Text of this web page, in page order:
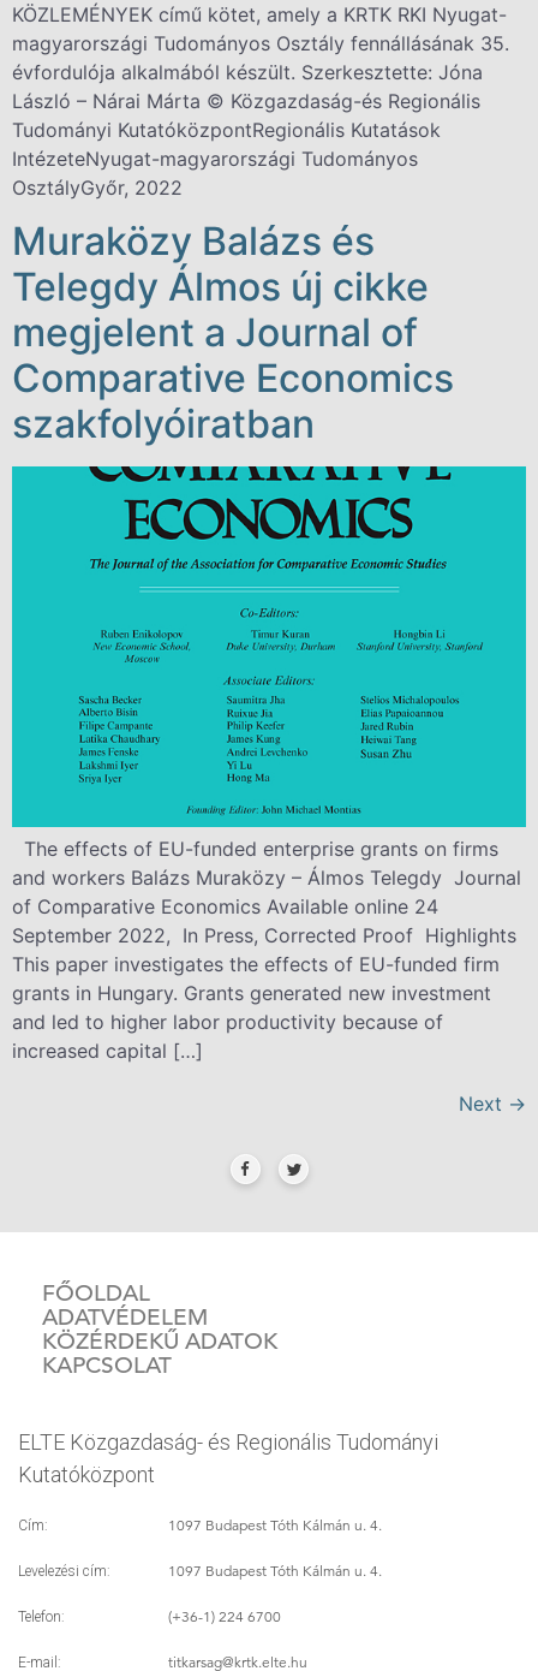
KÖZLEMÉNYEK című kötet, amely a KRTK RKI Nyugat-
magyarországi Tudományos Osztály fennállásának 35.
évfordulója alkalmából készült. Szerkesztette: Jóna
László – Nárai Márta © Közgazdaság-és Regionális
Tudományi KutatóközpontRegionális Kutatások
IntézeteNyugat-magyarországi Tudományos
OsztályGyőr, 2022
Muraközy Balázs és
Telegdy Álmos új cikke
megjelent a Journal of
Comparative Economics
szakfolyóiratban
The effects of EU-funded enterprise grants on firms
and workers Balázs Muraközy – Álmos Telegdy Journal
of Comparative Economics Available online 24
September 2022, In Press, Corrected Proof Highlights
This paper investigates the effects of EU-funded firm
grants in Hungary. Grants generated new investment
and led to higher labor productivity because of
increased capital […]
Next →
FŐOLDAL
ADATVÉDELEM
KÖZÉRDEKŰ ADATOK
KAPCSOLAT
ELTE Közgazdaság- és Regionális Tudományi
Kutatóközpont
Cím: 1097 Budapest Tóth Kálmán u. 4.
Levelezési cím: 1097 Budapest Tóth Kálmán u. 4.
Telefon: (+36-1) 224 6700
E-mail: titkarsag@krtk.elte.hu